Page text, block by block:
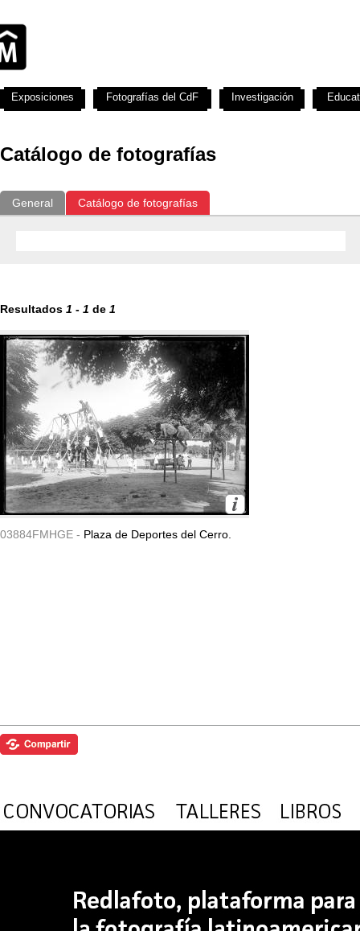
Catálogo de fotografías
General Catálogo de fotografías
Resultados 1 - 1 de 1
03884FMHGE - Plaza de Deportes del Cerro.
Exposiciones Fotografías del CdF Investigación